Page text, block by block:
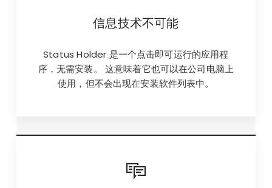
信息技术不可能
Status Holder 是一个点击即可运行的应用程
序，无需安装。 这意味着它也可以在公司电脑上
使用，但不会出现在安装软件列表中。